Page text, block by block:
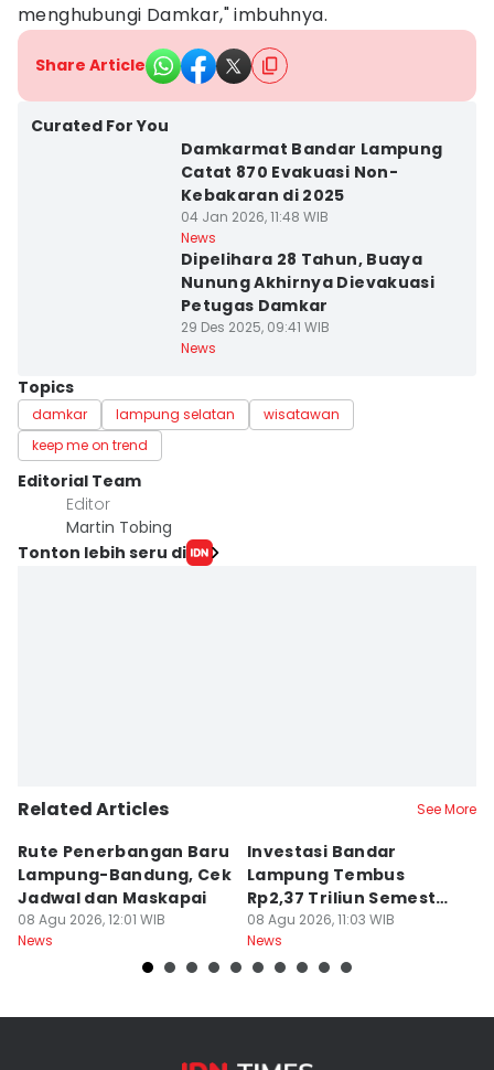
menghubungi Damkar," imbuhnya.
Share Article
Curated For You
Damkarmat Bandar Lampung
Catat 870 Evakuasi Non-
Kebakaran di 2025
04 Jan 2026, 11:48 WIB
News
Dipelihara 28 Tahun, Buaya
Nunung Akhirnya Dievakuasi
Petugas Damkar
29 Des 2025, 09:41 WIB
News
Topics
damkar lampung selatan
wisatawan
keep me on trend
Editorial Team
Editor
Martin Tobing
Tonton lebih seru di
Related Articles See More
Rute Penerbangan Baru
Lampung-Bandung, Cek
Jadwal dan Maskapai
08 Agu 2026, 12:01 WIB
News
Investasi Bandar
Lampung Tembus
Rp2,37 Triliun Semester
I 2026
08 Agu 2026, 11:03 WIB
News